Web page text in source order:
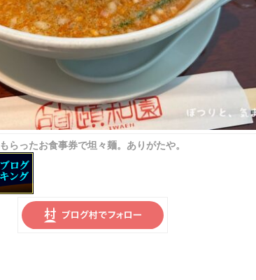
もらったお食事券で坦々麺。ありがたや。